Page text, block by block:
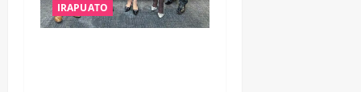
IRAPUATO